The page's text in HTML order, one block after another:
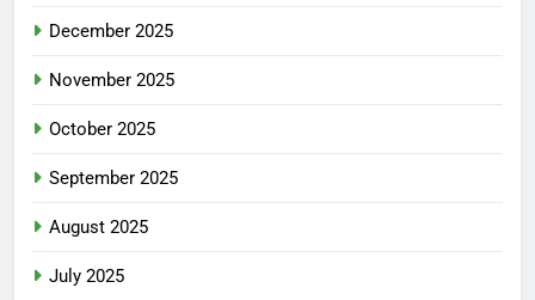
December 2025
November 2025
October 2025
September 2025
August 2025
July 2025